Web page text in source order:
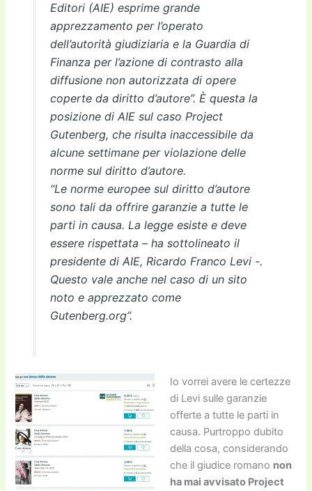
Editori (AIE) esprime grande
apprezzamento per l’operato
dell’autorità giudiziaria e la Guardia di
Finanza per l’azione di contrasto alla
diffusione non autorizzata di opere
coperte da diritto d’autore”. È questa la
posizione di AIE sul caso Project
Gutenberg, che risulta inaccessibile da
alcune settimane per violazione delle
norme sul diritto d’autore.
“Le norme europee sul diritto d’autore
sono tali da offrire garanzie a tutte le
parti in causa. La legge esiste e deve
essere rispettata – ha sottolineato il
presidente di AIE, Ricardo Franco Levi -.
Questo vale anche nel caso di un sito
noto e apprezzato come
Gutenberg.org”.
Io vorrei avere le certezze
di Levi sulle garanzie
offerte a tutte le parti in
causa. Purtroppo dubito
della cosa, considerando
che il giudice romano non
ha mai avvisato Project